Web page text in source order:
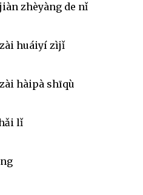
zhèyàng de nǐ
huáiyí zìjǐ
hàipà shīqù
lǐ